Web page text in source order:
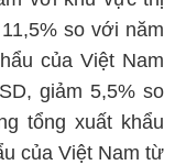
so với năm
của Việt Nam
giảm 5,5% so
tổng xuất khẩu
của Việt Nam từ